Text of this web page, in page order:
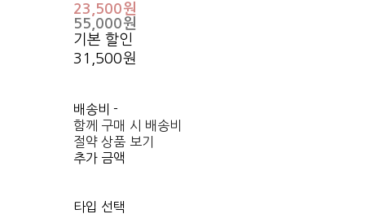
23,500원
55,000원
기본 할인
31,500원
배송비-
함께 구매 시 배송비
절약 상품 보기
추가 금액
타입 선택